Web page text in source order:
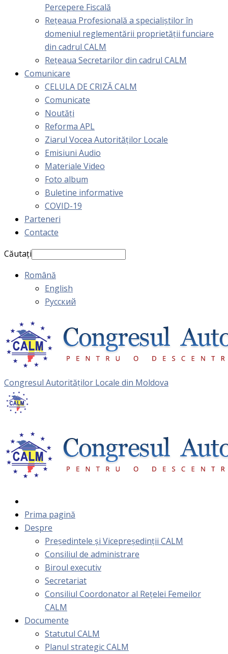
Percepere Fiscală
Reţeaua Profesională a specialiştilor în
domeniul reglementării proprietăţii funciare
din cadrul CALM
Rețeaua Secretarilor din cadrul CALM
Comunicare
CELULA DE CRIZĂ CALM
Comunicate
Noutăți
Reforma APL
Ziarul Vocea Autorităților Locale
Emisiuni Audio
Materiale Video
Foto album
Buletine informative
COVID-19
Parteneri
Contacte
Căutați
Română
English
Русский
Congresul Autorităţilor Locale din Moldova
Prima pagină
Despre
Președintele și Vicepreședinții CALM
Consiliul de administrare
Biroul executiv
Secretariat
Consiliul Coordonator al Rețelei Femeilor
CALM
Documente
Statutul CALM
Planul strategic CALM